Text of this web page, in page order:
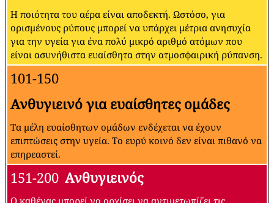
Η ποιότητα του αέρα είναι αποδεκτή. Ωστόσο, για
ορισμένους ρύπους μπορεί να υπάρχει μέτρια ανησυχία
για την υγεία για ένα πολύ μικρό αριθμό ατόμων που
είναι ασυνήθιστα ευαίσθητα στην ατμοσφαιρική ρύπανση.
101-150
Ανθυγιεινό για ευαίσθητες ομάδες
Τα μέλη ευαίσθητων ομάδων ενδέχεται να έχουν
επιπτώσεις στην υγεία. Το ευρύ κοινό δεν είναι πιθανό να
επηρεαστεί.
151-200 Ανθυγιεινός
Ο καθένας μπορεί να αρχίσει να αντιμετωπίζει τις